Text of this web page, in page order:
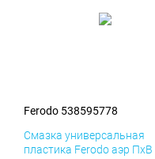
Ferodo 538595778
Смазка универсальная
пластика Ferodo аэр ПхВ